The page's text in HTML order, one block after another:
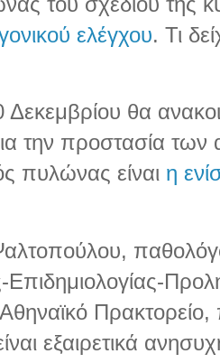
ελέγχου. Τι
θα
την προστασία των
πυλώνας είναι η
Επιδημιολογίας-
Πρακτορείο,
εξαιρετικά